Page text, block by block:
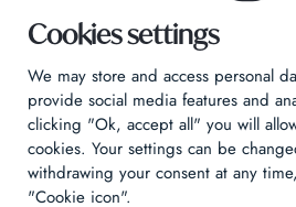
Politique de confidentialité
Mentions légales
Technical & Legal informations
Cookies settings
We may store and access personal
provide social media features and
clicking "Ok, accept all" you will
cookies. Your settings can be
withdrawing your consent at any
"Cookie icon".